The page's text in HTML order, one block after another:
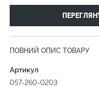
ПОВНИЙ ОПИС ТОВАРУ
Артикул
057-260-0203